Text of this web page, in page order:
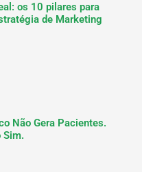
os 10 pilares para
de Marketing
Não Gera Pacientes.
Sim.